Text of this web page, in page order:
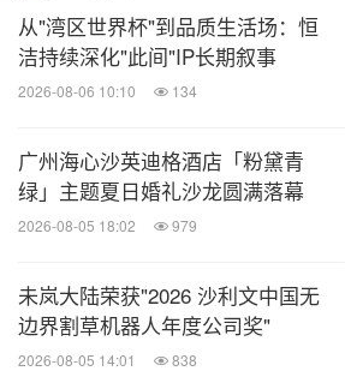
蜗牛观看展览
从"湾区世界杯"到品质生活场：恒
洁持续深化"此间"IP长期叙事
2026-08-06 10:10 134
广州海心沙英迪格酒店「粉黛青
绿」主题夏日婚礼沙龙圆满落幕
2026-08-05 18:02 979
未岚大陆荣获"2026 沙利文中国无
边界割草机器人年度公司奖"
2026-08-05 14:01 838